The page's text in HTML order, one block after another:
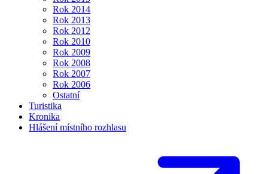
Rok 2014
Rok 2013
Rok 2012
Rok 2010
Rok 2009
Rok 2008
Rok 2007
Rok 2006
Ostatní
Turistika
Kronika
Hlášení místního rozhlasu